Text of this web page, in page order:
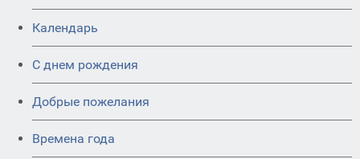
Календарь
C днем рождения
Добрые пожелания
Времена года